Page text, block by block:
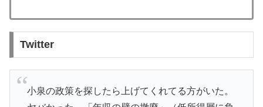
Twitter
小泉の政策を探したら上げてくれてる方がいた。